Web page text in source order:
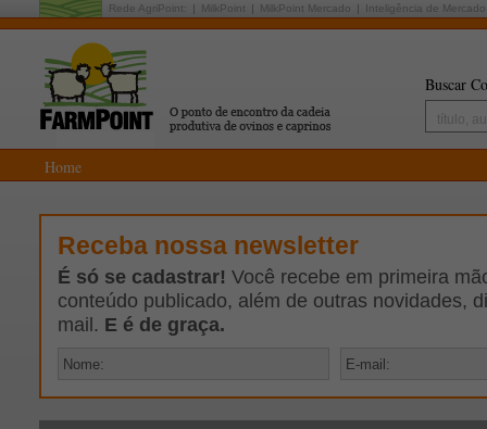
Rede AgriPoint: MilkPoint MilkPoint Mercado Inteligência de Mercado
Buscar
Home
Receba nossa newsletter
É só se cadastrar! Você recebe em primeira
conteúdo publicado, além de outras novidades,
mail. E é de graça.